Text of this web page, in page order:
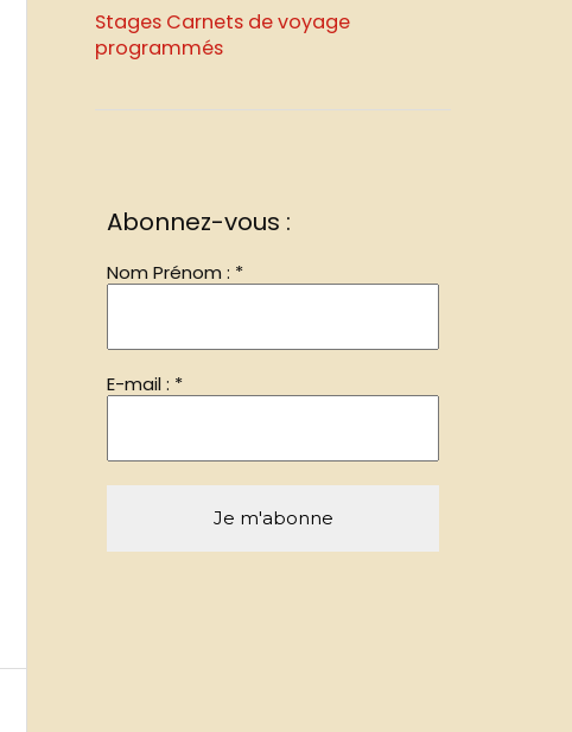
Stages Carnets de voyage
programmés
Abonnez-vous :
Nom Prénom : *
E-mail : *